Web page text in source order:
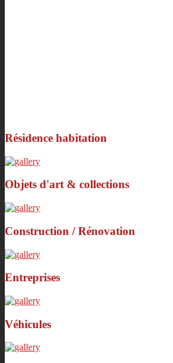
Résidence habitation
Objets d'art & collections
Construction / Rénovation
Entreprises
Véhicules